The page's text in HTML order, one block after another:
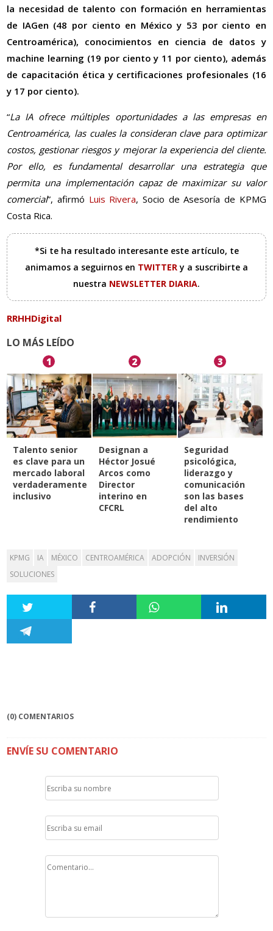
la necesidad de talento con formación en herramientas
de IAGen (48 por ciento en México y 53 por ciento en
Centroamérica), conocimientos en ciencia de datos y
machine learning (19 por ciento y 11 por ciento), además
de capacitación ética y certificaciones profesionales (16
y 17 por ciento).
“La IA ofrece múltiples oportunidades a las empresas en
Centroamérica, las cuales la consideran clave para optimizar
costos, gestionar riesgos y mejorar la experiencia del cliente.
Por ello, es fundamental desarrollar una estrategia que
permita una implementación capaz de maximizar su valor
comercial”, afirmó Luis Rivera, Socio de Asesoría de KPMG
Costa Rica.
*Si te ha resultado interesante este artículo, te
animamos a seguirnos en TWITTERy a suscribirte a
nuestra NEWSLETTER DIARIA.
RRHHDigital
LO MÁS LEÍDO
1
Talento senior
es clave para un
mercado laboral
verdaderamente
inclusivo
2
Designan a
Héctor Josué
Arcos como
Director
interino en
CFCRL
3
Seguridad
psicológica,
liderazgo y
comunicación
son las bases
del alto
rendimiento
KPMG IA MÉXICO CENTROAMÉRICA ADOPCIÓN
INVERSIÓN
SOLUCIONES
(0) COMENTARIOS
ENVÍE SU COMENTARIO